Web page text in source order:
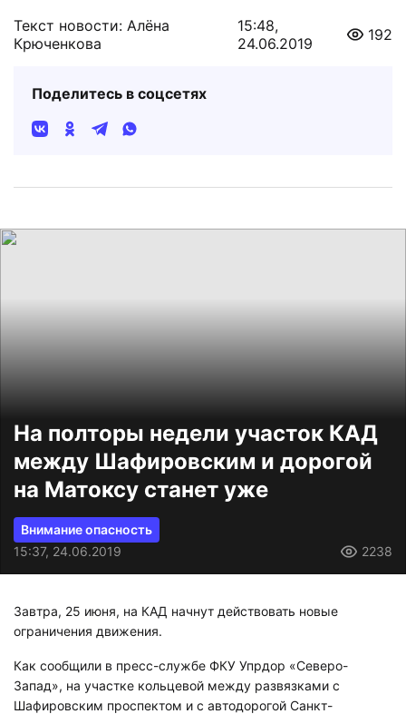
Текст новости: Алёна
Крюченкова
15:48,
24.06.2019
192
Поделитесь в соцсетях
На полторы недели участок КАД
между Шафировским и дорогой
на Матоксу станет уже
Внимание опасность
15:37, 24.06.2019
2238
Завтра, 25 июня, на КАД начнут действовать новые
ограничения движения.
Как сообщили в пресс-службе ФКУ Упрдор «Северо-
Запад», на участке кольцевой между развязками с
Шафировским проспектом и с автодорогой Санкт-